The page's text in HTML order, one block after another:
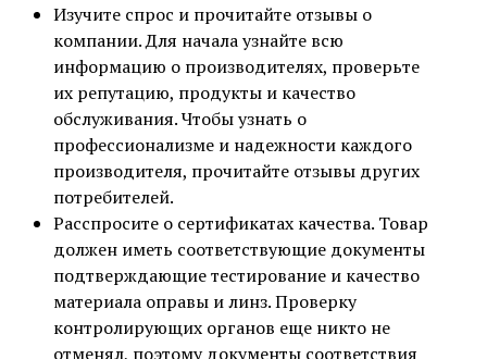
Изучите спрос и прочитайте отзывы о
компании. Для начала узнайте всю
информацию о производителях, проверьте
их репутацию, продукты и качество
обслуживания. Чтобы узнать о
профессионализме и надежности каждого
производителя, прочитайте отзывы других
потребителей.
Расспросите о сертификатах качества. Товар
должен иметь соответствующие документы
подтверждающие тестирование и качество
материала оправы и линз. Проверку
контролирующих органов еще никто не
отменял, поэтому документы соответствия